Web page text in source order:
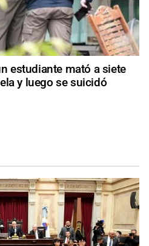
estudiante mató a siete
y luego se suicidó